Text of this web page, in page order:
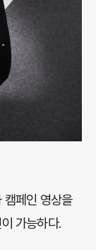
캠페인 영상을
가능하다.